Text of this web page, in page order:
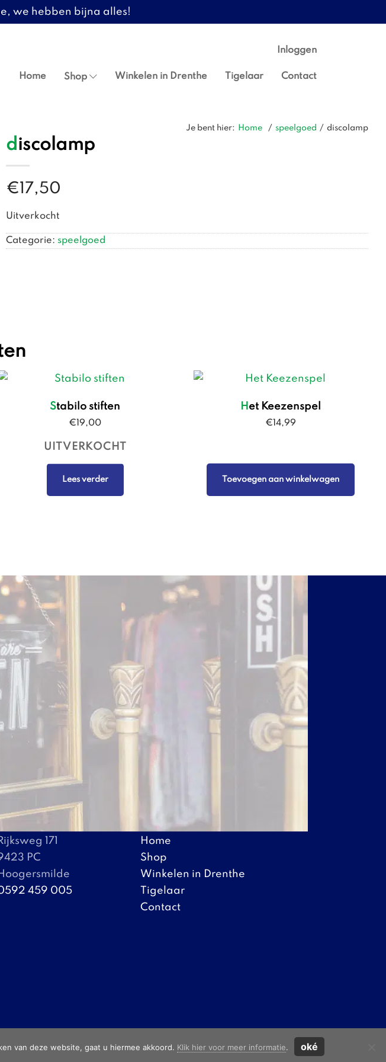
we hebben bijna alles!
Inloggen
Home Shop Winkelen in Drenthe Tigelaar Contact
Je bent hier: Home / speelgoed / discolamp
discolamp
€ 17,50
Uitverkocht
Categorie:speelgoed
Stabilo stiften
€19,00
Lees verder
Het Keezenspel
€14,99
Toevoegen aan winkelwagen
product toch?
Tigelaar.
warenhuis in Hoogersmilde.
Contact
171
PC
459 005
Home
Shop
Winkelen in Drenthe
Tigelaar
Contact
van deze website, gaat u hiermee akkoord. Klik hier voor meer informatie. oké